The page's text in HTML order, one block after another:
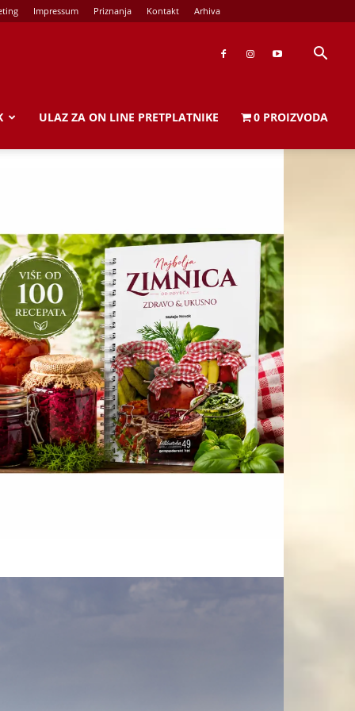
Impressum Priznanja Kontakt Arhiva
ULAZ ZA ON LINE PRETPLATNIKE 0 PROIZVODA